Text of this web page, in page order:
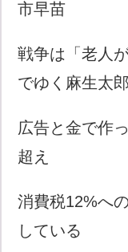
市早苗
戦争は「老人
でゆく麻生太
広告と金で作
超え
消費税12%へ
している